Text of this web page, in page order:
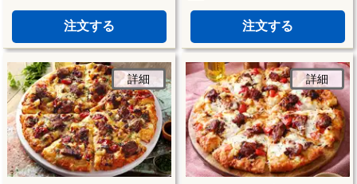
注文する 注文する
詳細 詳細